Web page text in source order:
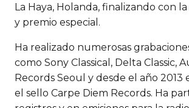
La Haya, Holanda, finalizando con
y premio especial.
Ha realizado numerosas
como Sony Classical, Delta Classic,
Records Seoul y desde el año 2013
el sello Carpe Diem Records. Ha